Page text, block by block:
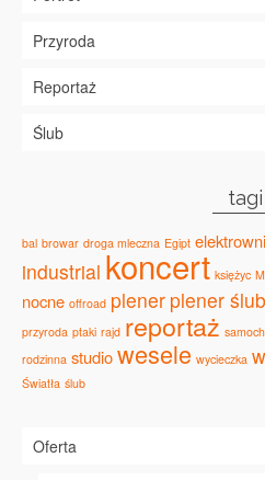
Przyroda
Reportaż
Ślub
tagi
bal browar droga mleczna Egipt
industrial koncert księżyc
nocne offroad plener plener
przyroda ptaki rajd reportaż
rodzinna studiowesele wycieczka
Światła ślub
Oferta